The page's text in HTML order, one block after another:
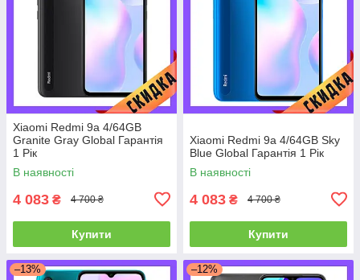
Xiaomi Redmi 9a 4/64GB
Granite Gray Global Гарантія
1 Рік
В наявності
4 083 ₴ 4 700 ₴
Купити
Xiaomi Redmi 9a 4/64GB Sky
Blue Global Гарантія 1 Рік
В наявності
4 083 ₴ 4 700 ₴
Купити
–13% –12%